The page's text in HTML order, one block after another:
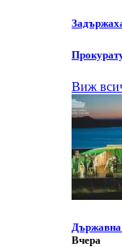
Виж
Държавна
Вчера